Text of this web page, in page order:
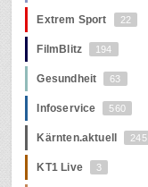
Extrem Sport 22
FilmBlitz 194
Gesundheit 63
Infoservice 560
Kärnten.aktuell 245
KT1 Live 3